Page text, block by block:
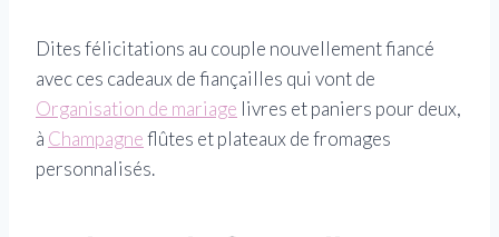
Dites félicitations au couple nouvellement fiancé
avec ces cadeaux de fiançailles qui vont de
Organisation de mariage livres et paniers pour deux,
à Champagneflûtes et plateaux de fromages
personnalisés.